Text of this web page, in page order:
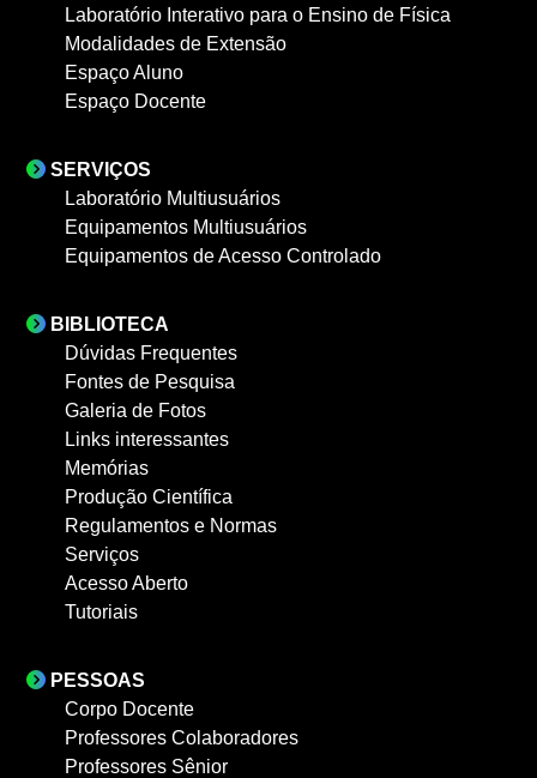
Laboratório Interativo para o Ensino de Física
Modalidades de Extensão
Espaço Aluno
Espaço Docente
SERVIÇOS
Laboratório Multiusuários
Equipamentos Multiusuários
Equipamentos de Acesso Controlado
BIBLIOTECA
Dúvidas Frequentes
Fontes de Pesquisa
Galeria de Fotos
Links interessantes
Memórias
Produção Científica
Regulamentos e Normas
Serviços
Acesso Aberto
Tutoriais
PESSOAS
Corpo Docente
Professores Colaboradores
Professores Sênior